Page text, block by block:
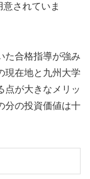
されていま
た合格指導が強み
現在地と九州大学
点が大きなメリッ
分の投資価値は十